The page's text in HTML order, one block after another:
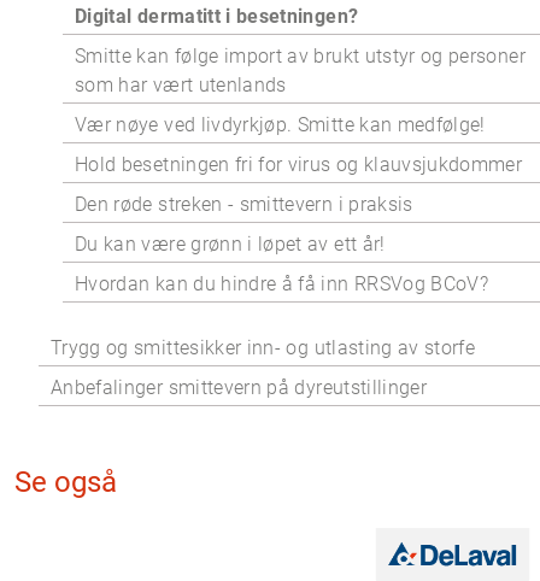
Digital dermatitt i besetningen?
Smitte kan følge import av brukt utstyr og personer
som har vært utenlands
Vær nøye ved livdyrkjøp. Smitte kan medfølge!
Hold besetningen fri for virus og klauvsjukdommer
Den røde streken - smittevern i praksis
Du kan være grønn i løpet av ett år!
Hvordan kan du hindre å få inn RRSVog BCoV?
Trygg og smittesikker inn- og utlasting av storfe
Anbefalinger smittevern på dyreutstillinger
Se også